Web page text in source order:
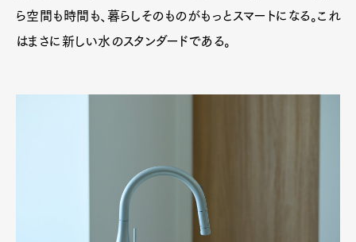
ら空間も時間も、暮らしそのものがもっとスマートになる。これ
はまさに新しい水のスタンダードである。